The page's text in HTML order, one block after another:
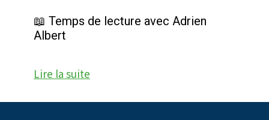
📖 Temps de lecture avec Adrien
Albert
Lire la suite